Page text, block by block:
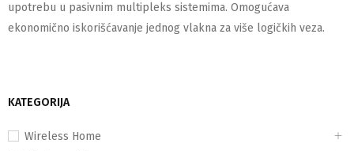
KATEGORIJA
Wireless Home
upotrebu u pasivnim multipleks sistemima. Omogućava
ekonomično iskorišćavanje jednog vlakna za više logičkih veza.